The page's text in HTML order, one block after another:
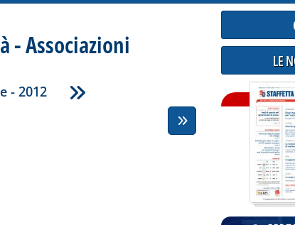
- Associazioni
- 2012
LE